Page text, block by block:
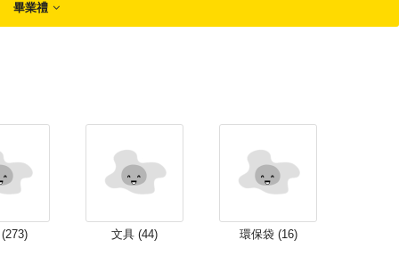
畢業禮
文具 (44) 環保袋 (16)